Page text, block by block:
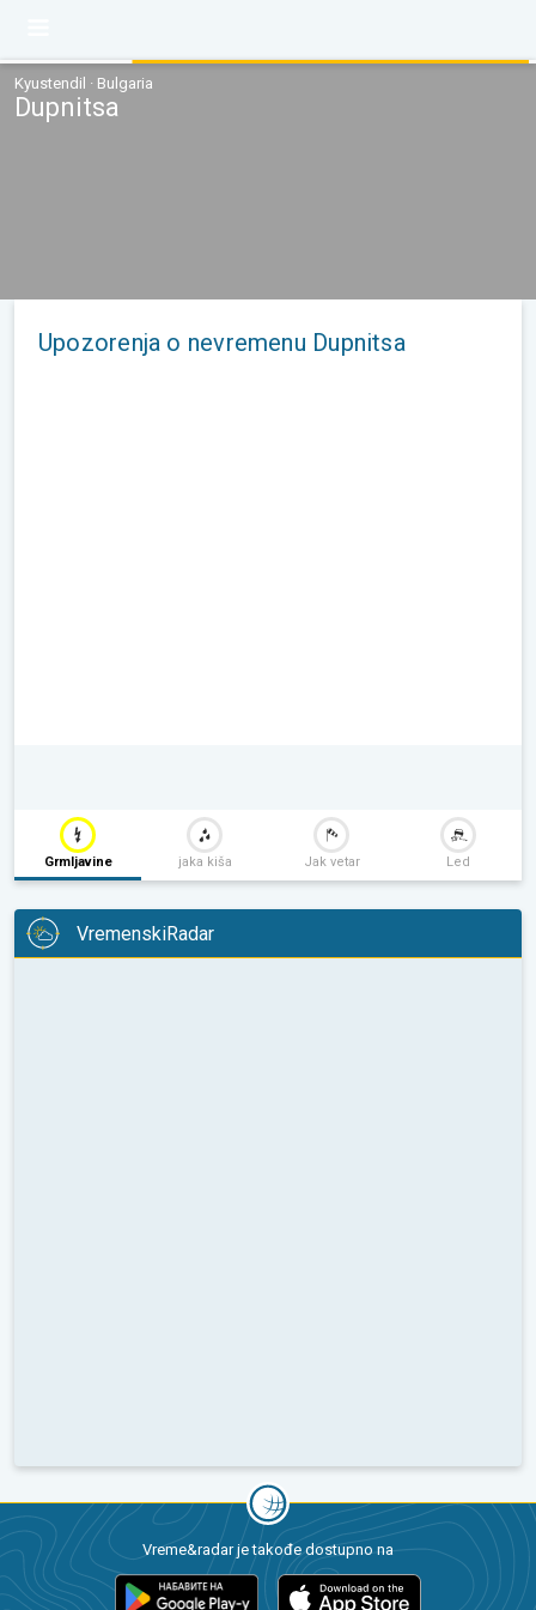
Kyustendil · Bulgaria
Dupnitsa
Upozorenja o nevremenu Dupnitsa
Grmljavine jaka kiša Jak vetar Led
VremenskiRadar
Vreme&radar je takođe dostupno na